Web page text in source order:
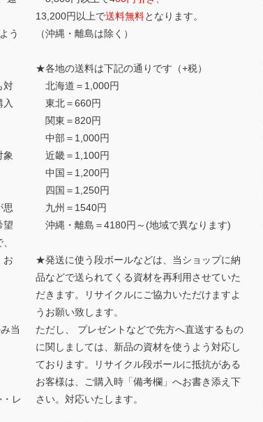
う
対
象
思
望
お
当
レ
13,200円以上で送料無料となります。
（沖縄・離島は除く）
★各地の送料は下記の通りです（+税）
北海道＝1,000円
東北＝660円
関東＝820円
中部＝1,000円
近畿＝1,100円
中国＝1,200円
四国＝1,250円
九州＝1540円
沖縄・離島＝4180円～(地域で異なります)
★発送に使う段ボールなどは、当ショップに納
品などで送られてくる資材を再利用させていた
だきます。リサイクルにご協力いただけますよ
うお願い致します。
ただし、 プレゼントなどで先方へ直送するもの
に関しましては、新品の資材を使うよう対応し
ております。リサイクル段ボールに抵抗がある
お客様は、ご購入時「備考欄」へお書き添え下
さい。対応いたします。